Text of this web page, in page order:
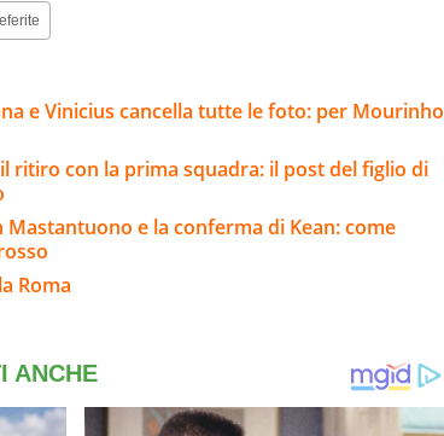
e Vinicius cancella tutte le foto: per Mourinho
ritiro con la prima squadra: il post del figlio di
e la conferma di Kean: come
Roma